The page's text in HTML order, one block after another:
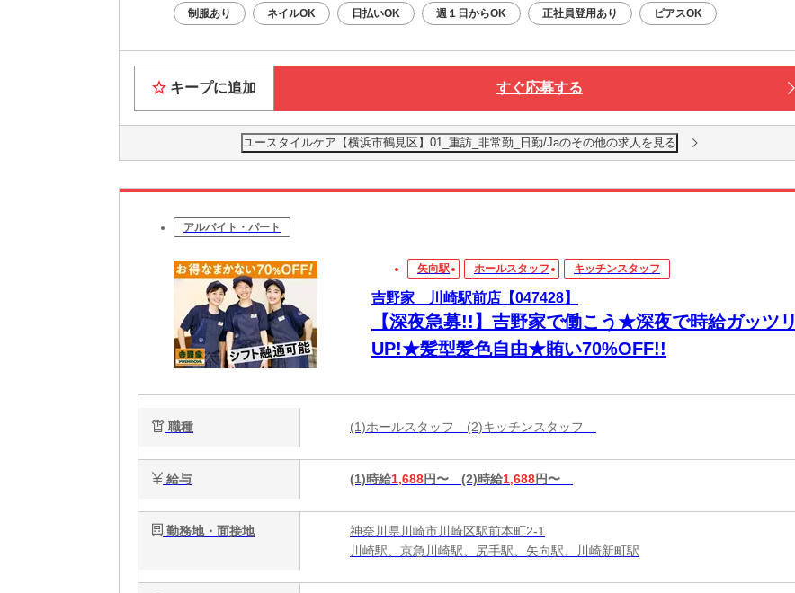
制服あり ネイルOK 日払いOK 週１日からOK 正社員登用あり ピアスOK
キープに追加 すぐ応募する
ユースタイルケア【横浜市鶴見区】01_重訪_非常勤_日勤/Jaのその他の求人を見る
アルバイト・パート
矢向駅 ホールスタッフ キッチンスタッフ
吉野家 川崎駅前店【047428】
【深夜急募!!】吉野家で働こう★深夜で時給ガッツリ
UP!★髪型髪色自由★賄い70%OFF!!
職種 (1)ホールスタッフ (2)キッチンスタッフ
給与 (1)時給1,688円〜 (2)時給1,688円〜
勤務地・面接地
神奈川県川崎市川崎区駅前本町2-1
川崎駅、京急川崎駅、尻手駅、矢向駅、川崎新町駅